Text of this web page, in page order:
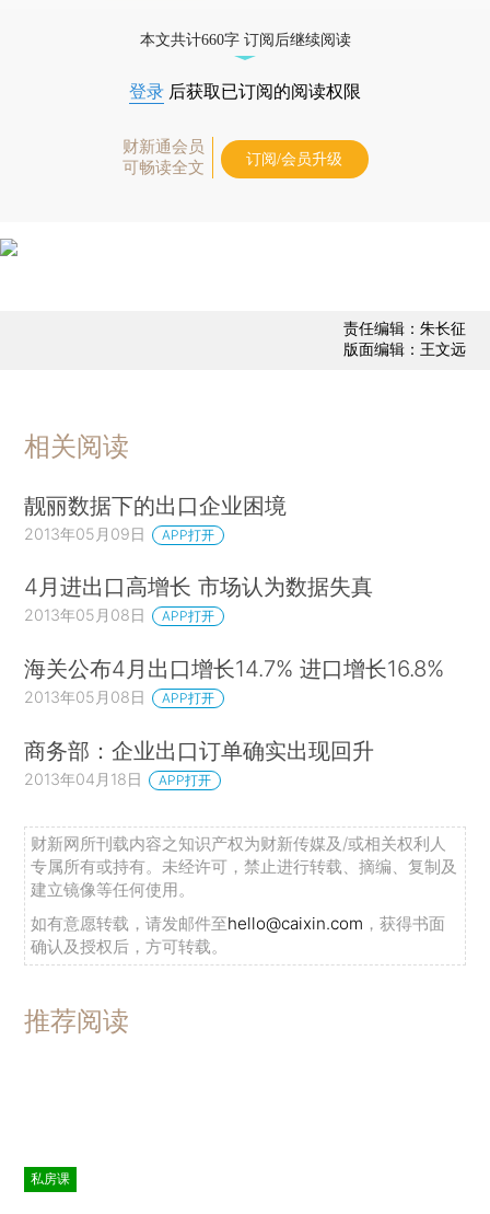
本文共计660字 订阅后继续阅读
登录 后获取已订阅的阅读权限
财新通会员
可畅读全文
订阅/会员升级
责任编辑：朱长征
版面编辑：王文远
相关阅读
靓丽数据下的出口企业困境
2013年05月09日 APP打开
4月进出口高增长 市场认为数据失真
2013年05月08日 APP打开
海关公布4月出口增长14.7% 进口增长16.8%
2013年05月08日 APP打开
商务部：企业出口订单确实出现回升
2013年04月18日 APP打开
财新网所刊载内容之知识产权为财新传媒及/或相关权利人
专属所有或持有。未经许可，禁止进行转载、摘编、复制及
建立镜像等任何使用。
如有意愿转载，请发邮件至hello@caixin.com ，获得书面
确认及授权后，方可转载。
推荐阅读
私房课